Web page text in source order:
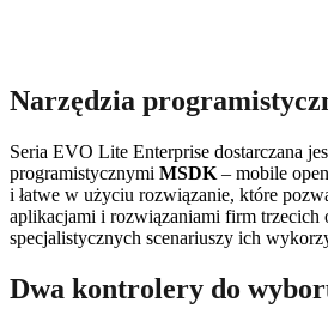
Narzędzia
Seria EVO Lite Enterprise dostarczana
programistycznymi MSDK – mobile
i łatwe w użyciu rozwiązanie, które
aplikacjami i rozwiązaniami firm trzecich
specjalistycznych scenariuszy ich
Dwa kontrolery do